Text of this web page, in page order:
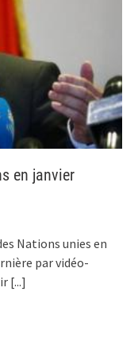
en janvier
Nations unies en
par vidéo-
[...]